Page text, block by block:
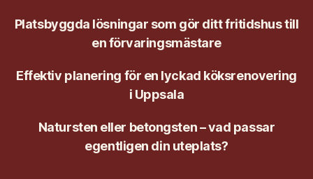
Platsbyggda lösningar som gör ditt fritidshus till
en förvaringsmästare
Effektiv planering för en lyckad köksrenovering
i Uppsala
Natursten eller betongsten – vad passar
egentligen din uteplats?